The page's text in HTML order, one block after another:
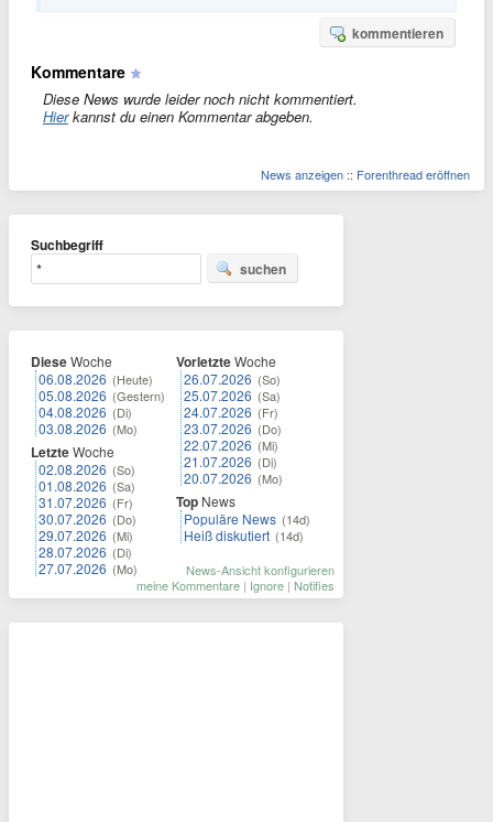
kommentieren
Kommentare
Diese News wurde leider noch nicht kommentiert.
Hierkannst du einen Kommentar abgeben.
News anzeigen :: Forenthread eröffnen
Suchbegriff
suchen
DieseWoche
06.08.2026 (Heute)
05.08.2026 (Gestern)
04.08.2026 (Di)
03.08.2026 (Mo)
LetzteWoche
02.08.2026 (So)
01.08.2026 (Sa)
31.07.2026 (Fr)
30.07.2026 (Do)
29.07.2026 (Mi)
28.07.2026 (Di)
27.07.2026 (Mo)
VorletzteWoche
26.07.2026 (So)
25.07.2026 (Sa)
24.07.2026 (Fr)
23.07.2026 (Do)
22.07.2026 (Mi)
21.07.2026 (Di)
20.07.2026 (Mo)
Top News
Populäre News (14d)
Heiß diskutiert (14d)
News-Ansicht konfigurieren
meine Kommentare | Ignore | Notifies